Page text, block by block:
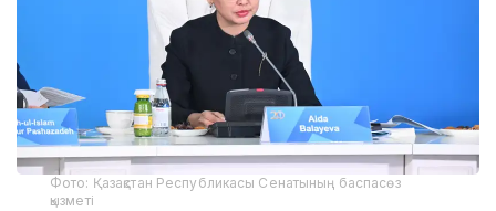
Фото: Қазақстан Республикасы Сенатының баспасөз
қызметі